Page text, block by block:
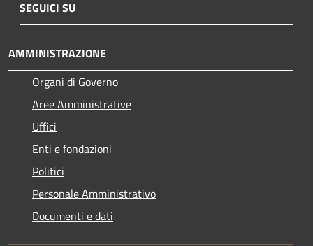
SEGUICI SU
AMMINISTRAZIONE
Organi di Governo
Aree Amministrative
Uffici
Enti e fondazioni
Politici
Personale Amministrativo
Documenti e dati